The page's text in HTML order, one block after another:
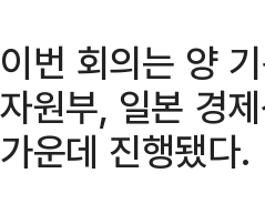
이번 회의는 양
자원부, 일본 경
가운데 진행됐다.